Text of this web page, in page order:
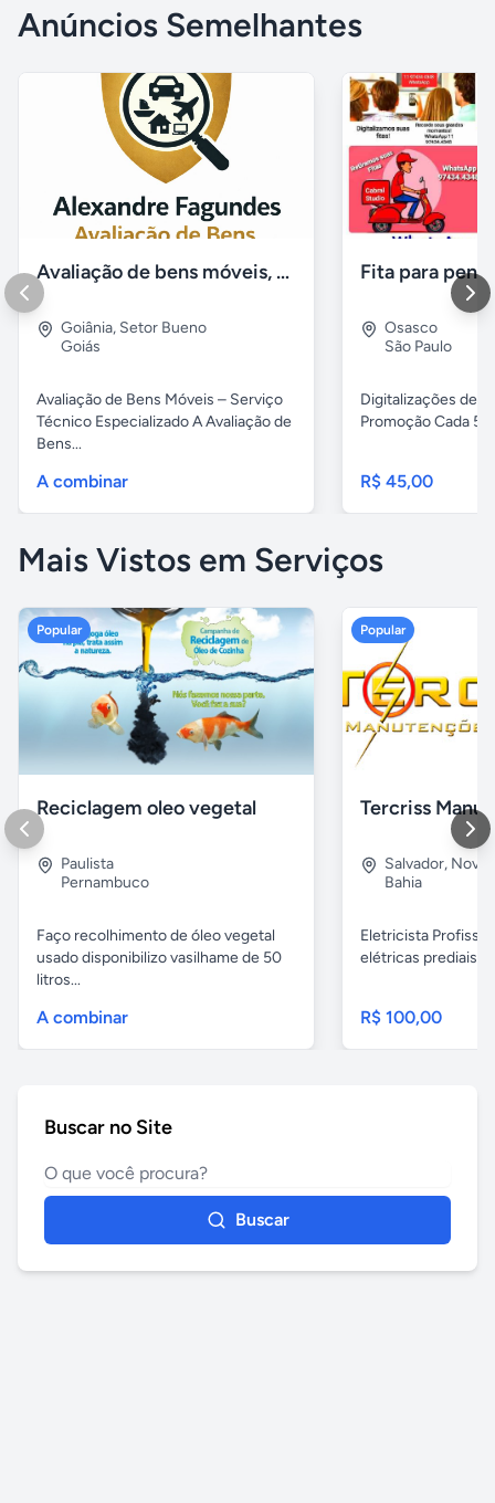
Anúncios Semelhantes
Avaliação de bens móveis, Avaliação patrimônial
Goiânia, Setor Bueno
Goiás
Avaliação de Bens Móveis – Serviço
Técnico Especializado A Avaliação de
Bens...
A combinar
Osasco
São Paulo
Digitalizações de
Promoção Cada 5
R$ 45,00
Mais Vistos em Serviços
Popular
Reciclagem oleo vegetal
Paulista
Pernambuco
Faço recolhimento de óleo vegetal
usado disponibilizo vasilhame de 50
litros...
A combinar
Popular
Salvador, Nova
Bahia
Eletricista
elétricas prediais e
R$ 100,00
Buscar no Site
Buscar